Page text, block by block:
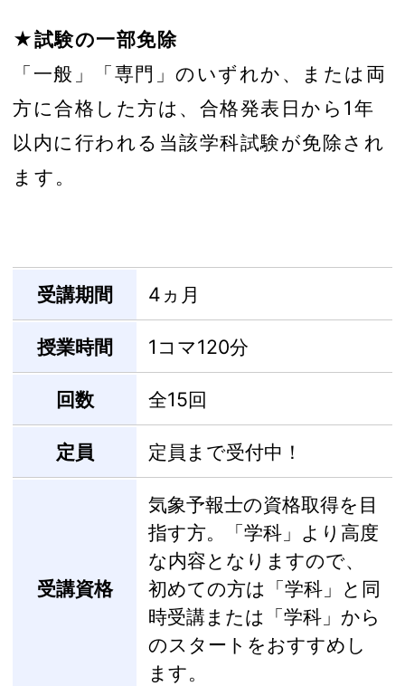
★試験の一部免除
「一般」「専門」のいずれか、または両
方に合格した方は、合格発表日から1年
以内に行われる当該学科試験が免除され
ます。
受講期間 4ヵ月
授業時間 1コマ120分
回数 全15回
定員 定員まで受付中！
受講資格
気象予報士の資格取得を目
指す方。「学科」より高度
な内容となりますので、
初めての方は「学科」と同
時受講または「学科」から
のスタートをおすすめし
ます。